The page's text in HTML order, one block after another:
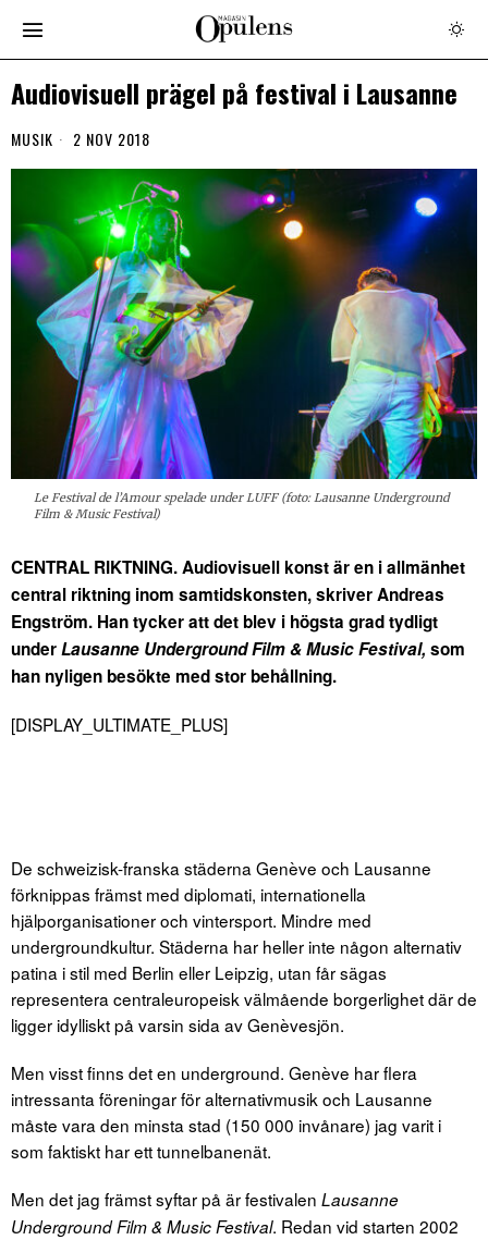
Audiovisuell prägel på festival i Lausanne
MUSIK 2 NOV 2018
Le Festival de l’Amour spelade under LUFF (foto: Lausanne Underground
Film & Music Festival)
CENTRAL RIKTNING. Audiovisuell konst är en i allmänhet
central riktning inom samtidskonsten, skriver Andreas
Engström. Han tycker att det blev i högsta grad tydligt
underLausanne Underground Film & Music Festival, som
han nyligen besökte med stor behållning.
[DISPLAY_ULTIMATE_PLUS]
De schweizisk-franska städerna Genève och Lausanne
förknippas främst med diplomati, internationella
hjälporganisationer och vintersport. Mindre med
undergroundkultur. Städerna har heller inte någon alternativ
patina i stil med Berlin eller Leipzig, utan får sägas
representera centraleuropeisk välmående borgerlighet där de
ligger idylliskt på varsin sida av Genèvesjön.
Men visst finns det en underground. Genève har flera
intressanta föreningar för alternativmusik och Lausanne
måste vara den minsta stad (150 000 invånare) jag varit i
som faktiskt har ett tunnelbanenät.
Men det jag främst syftar på är festivalen Lausanne
Underground Film & Music Festival. Redan vid starten 2002